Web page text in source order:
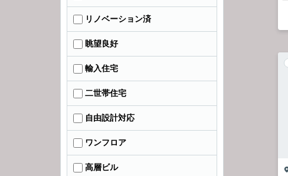
リノベーション済
眺望良好
輸入住宅
二世帯住宅
自由設計対応
ワンフロア
高層ビル